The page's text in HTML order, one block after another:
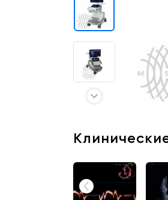
Отзывы о товарах
Краснодар